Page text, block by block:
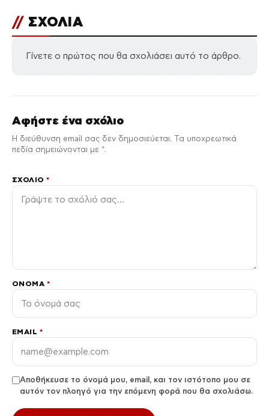
// ΣΧΟΛΙΑ
Γίνετε ο πρώτος που θα σχολιάσει αυτό το άρθρο.
Αφήστε ένα σχόλιο
Η διεύθυνση email σας δεν δημοσιεύεται. Τα υποχρεωτικά
πεδία σημειώνονται με *.
ΣΧΌΛΙΟ*
ΌΝΟΜΑ *
EMAIL *
Αποθήκευσε το όνομά μου, email, και τον ιστότοπο μου σε
αυτόν τον πλοηγό για την επόμενη φορά που θα σχολιάσω.